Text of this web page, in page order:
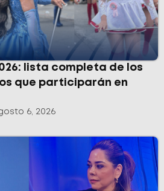
lista completa de los
que participarán en
6, 2026